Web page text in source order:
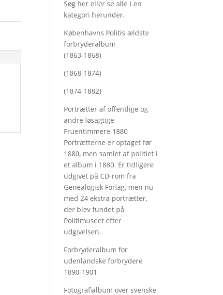
Søg her eller se alle i en
kategori herunder.
Københavns Politis ældste
forbryderalbum
(1863-1868)
(1868-1874)
(1874-1882)
Portrætter af offentlige og
andre løsagtige
Fruentimmere 1880
Portrætterne er optaget før
1880, men samlet af politiet i
et album i 1880. Er tidligere
udgivet på CD-rom fra
Genealogisk Forlag, men nu
med24 ekstra portrætter,
der blev fundet på
Politimuseet efter
udgivelsen.
Forbryderalbum for
udenlandske forbrydere
1890-1901
Fotografialbum over svenske